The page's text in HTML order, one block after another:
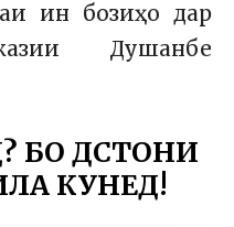
ин бозиҳо дар
Душанбе
БО ДӮСТОНИ
КУНЕД!